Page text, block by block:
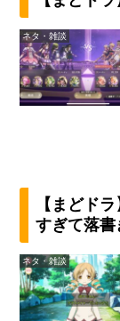
ネタ・雑談
【まどド
すぎて落書
ネタ・雑談